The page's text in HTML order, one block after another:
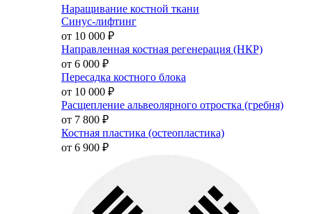
Наращивание костной ткани
Синус-лифтинг
от 10 000 ₽
Направленная костная регенерация (НКР)
от 6 000 ₽
Пересадка костного блока
от 10 000 ₽
Расщепление альвеолярного отростка (гребня)
от 7 800 ₽
Костная пластика (остеопластика)
от 6 900 ₽